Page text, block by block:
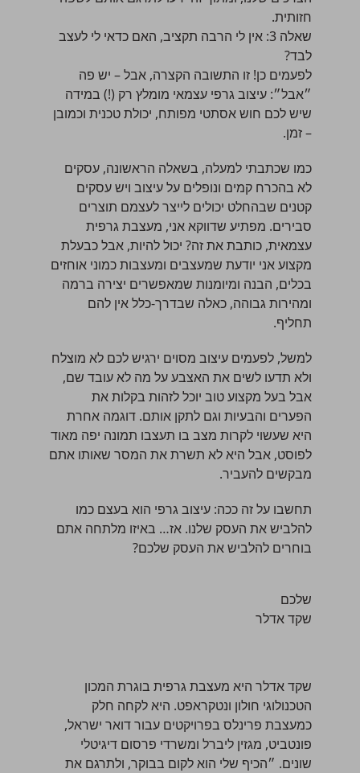
חזותית.
שאלה 3: אין לי הרבה תקציב, האם כדאי לי לעצב
לבד?
לפעמים כן! זו התשובה הקצרה, אבל – יש פה
״אבל״: עיצוב גרפי עצמאי מומלץ רק (!) במידה
שיש לכם חוש אסתטי מפותח, יכולת טכנית וכמובן
– זמן.
כמו שכתבתי למעלה, בשאלה הראשונה, עסקים
לא בהכרח קמים ונופלים על עיצוב ויש עסקים
קטנים שבהחלט יכולים לייצר לעצמם תוצרים
סבירים. מפתיע שדווקא אני, מעצבת גרפית
עצמאית, כותבת את זה? יכול להיות, אבל כבעלת
מקצוע אני יודעת שמעצבים ומעצבות כמוני אוחזים
בכלים, הבנה ומיומנות שמאפשרים יצירה ברמה
ומהירות גבוהה, כאלה שבדרך-כלל אין להם
תחליף.
למשל, לפעמים עיצוב מסוים ירגיש לכם לא מוצלח
ולא תדעו לשים את האצבע על מה לא עובד שם,
אבל בעל מקצוע טוב יוכל לזהות בקלות את
הפערים והבעיות וגם לתקן אותם. דוגמה אחרת
היא שעשוי לקרות מצב בו תעצבו תמונה יפה מאוד
לפוסט, אבל היא לא תשרת את המסר שאותו אתם
מבקשים להעביר.
תחשבו על זה ככה: עיצוב גרפי הוא בעצם כמו
להלביש את העסק שלנו. אז… באיזו מלתחה אתם
בוחרים להלביש את העסק שלכם?
שלכם
שקד אדלר
שקד אדלר היא מעצבת גרפית בוגרת המכון
הטכנולוגי חולון ונטקראפט. היא לקחה חלק
כמעצבת פרינלס בפרויקטים עבור דואר ישראל,
פונטביט, מגזין ליברל ומשרדי פרסום דיגיטלי
שונים. ״הכיף שלי הוא לקום בבוקר, ולתרגם את